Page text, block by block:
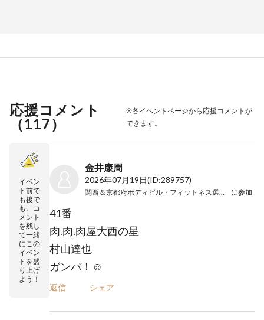
応援コメント
（117）
※各イベントページから応援コメントが
できます。
イベン
ト前で
も後で
も、コ
メント
を残し
て一緒
にこの
イベン
トを盛
り上げ
よう！
金井康周
2026年07月19日(ID:289757)
に参加
41番
肉.肉.肉屋大西の星
村山達也
ガンバ！☺
返信 シェア